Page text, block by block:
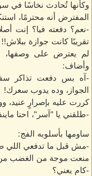
وكأنها تُحادث نخاسًا في
المفترض أنه محترمًا،
-نعم؟ دفعته فيا؟ إنت
تقريبًا كانت جوازة ببلاش!!
لم يعترض على
وأضاف:
-آه بس دفعت تذاكر
الجواز، وده يدوب سعرك!
كررت عليه بإصرارٍ عنيد،
-طلقني يا "آسر"، احنا
ساومها بأسلوبه الفج:
-مش قبل ما تدفعي اللي
منعت موجة من الغضب من
-كام يعني؟